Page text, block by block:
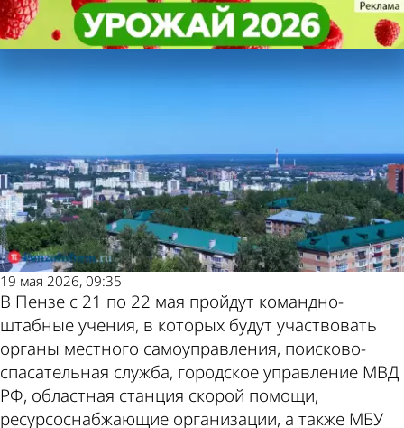
Пензенцев призвали не
поддаваться панике из-за учений
Общество
19 мая 2026, 09:35
В Пензе с 21 по 22 мая пройдут командно-
штабные учения, в которых будут участвовать
органы местного самоуправления, поисково-
спасательная служба, городское управление МВД
РФ, областная станция скорой помощи,
ресурсоснабжающие организации, а также МБУ
Пензенцев призвали не
поддаваться панике из-за учений
Общество
Другие новости
по теме
Погода и курсы
валют в Пензе